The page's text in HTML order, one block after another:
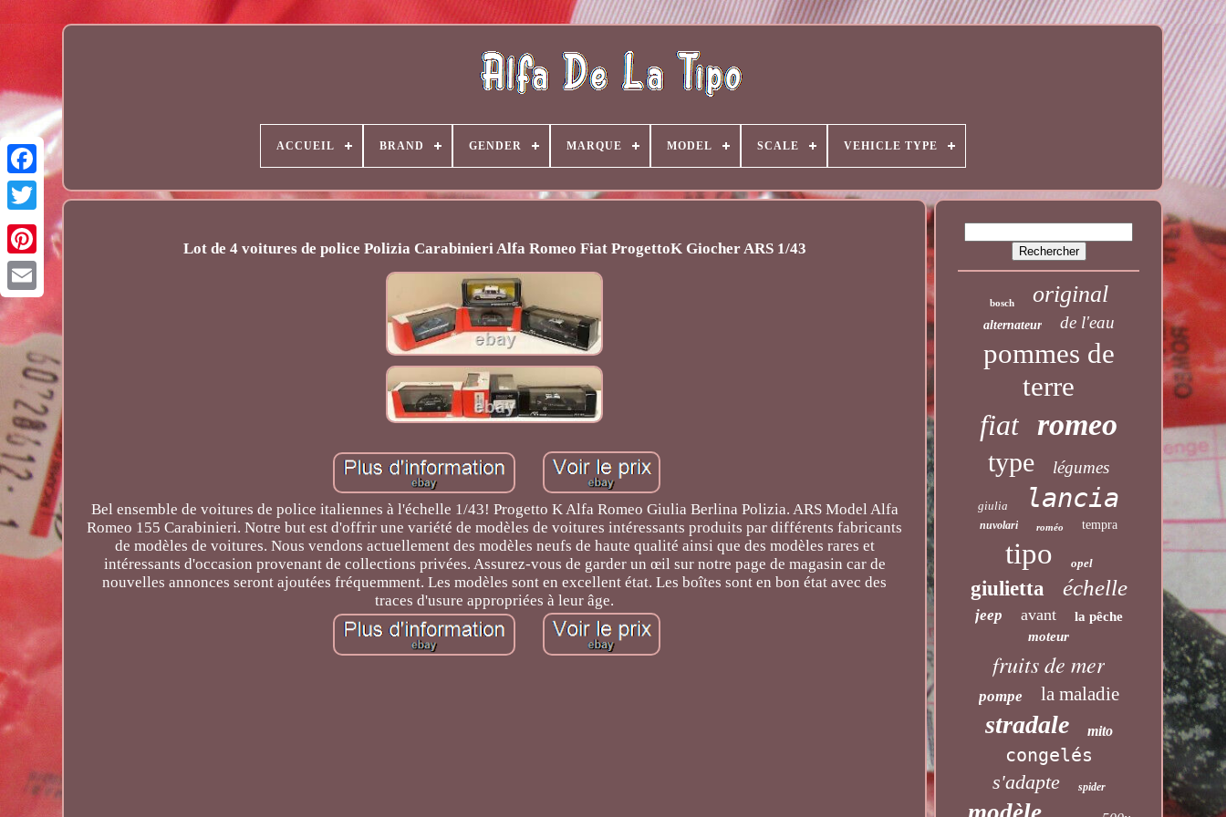
Email
ACCUEIL BRAND GENDER MARQUE MODEL SCALE VEHICLE TYPE
Lot de 4 voitures de police Polizia Carabinieri Alfa Romeo Fiat ProgettoK Giocher ARS 1/43
Bel ensemble de voitures de police italiennes à l'échelle 1/43! Progetto K Alfa Romeo Giulia Berlina Polizia. ARS Model Alfa
Romeo 155 Carabinieri. Notre but est d'offrir une variété de modèles de voitures intéressants produits par différents fabricants
de modèles de voitures. Nous vendons actuellement des modèles neufs de haute qualité ainsi que des modèles rares et
intéressants d'occasion provenant de collections privées. Assurez-vous de garder un œil sur notre page de magasin car de
nouvelles annonces seront ajoutées fréquemment. Les modèles sont en excellent état. Les boîtes sont en bon état avec des
traces d'usure appropriées à leur âge.
bosch original
alternateur de l'eau
pommes de
terre
fiat romeo
type légumes
giulia lancia
nuvolari roméo tempra
tipo opel
giulietta échelle
jeep avant
la pêche
moteur
fruits de mer
pompe la maladie
stradale mito
congelés
s'adapte spider